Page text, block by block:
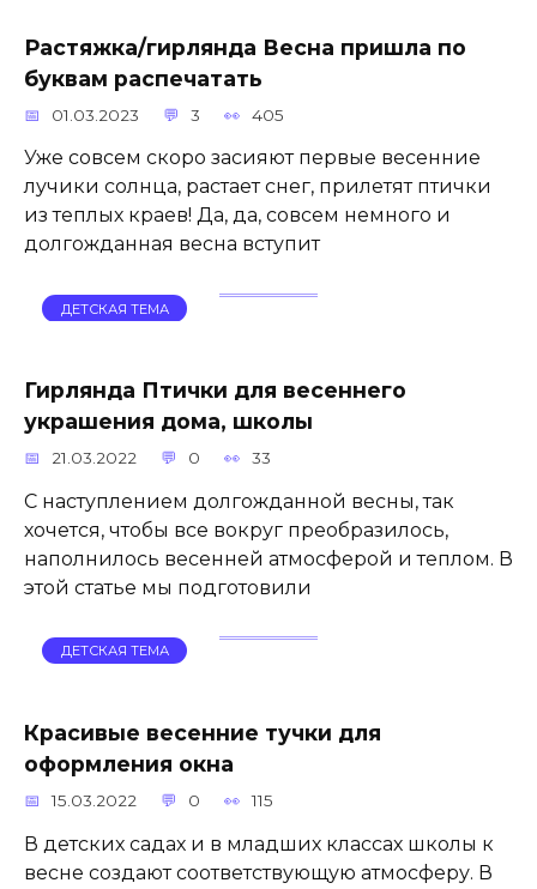
Растяжка/гирлянда Весна пришла по
буквам распечатать
01.03.2023 3 405
Уже совсем скоро засияют первые весенние
лучики солнца, растает снег, прилетят птички
из теплых краев! Да, да, совсем немного и
долгожданная весна вступит
ДЕТСКАЯ ТЕМА
Гирлянда Птички для весеннего
украшения дома, школы
21.03.2022 0 33
С наступлением долгожданной весны, так
хочется, чтобы все вокруг преобразилось,
наполнилось весенней атмосферой и теплом. В
этой статье мы подготовили
ДЕТСКАЯ ТЕМА
Красивые весенние тучки для
оформления окна
15.03.2022 0 115
В детских садах и в младших классах школы к
весне создают соответствующую атмосферу. В